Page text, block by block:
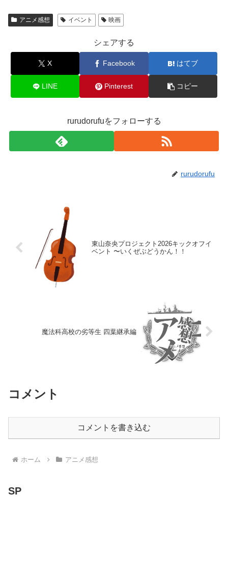
Dream Believers～ IN
YOKOHAMA
UNITY!!!
アニメ感想 イベント 映画
シェアする
X Facebook はてブ
LINE Pinterest コピー
rurudorufuをフォローする
rurudorufu
東山奈央プロジェクト2026キックオフイ
ベント 〜いくぜぶどうかん！！
魔法科高校の劣等生 四葉継承編
コメント
コメントを書き込む
ホーム アニメ感想
SP